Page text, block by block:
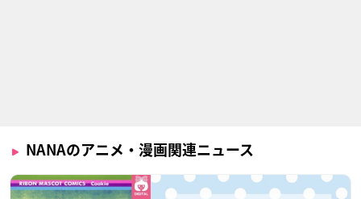
NANAのアニメ・漫画関連ニュース